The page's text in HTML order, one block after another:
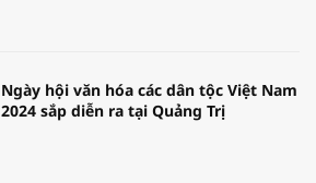
Ngày hội văn hóa các dân tộc Việt Nam
2024 sắp diễn ra tại Quảng Trị